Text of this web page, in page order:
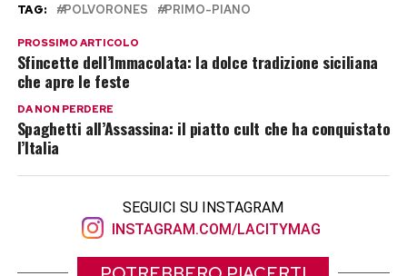
TAG: POLVORONES PRIMO-PIANO
PROSSIMO ARTICOLO
Sfincette dell’Immacolata: la dolce tradizione siciliana
che apre le feste
DA NON PERDERE
Spaghetti all’Assassina: il piatto cult che ha conquistato
l’Italia
SEGUICI SU INSTAGRAM
INSTAGRAM.COM/LACITYMAG